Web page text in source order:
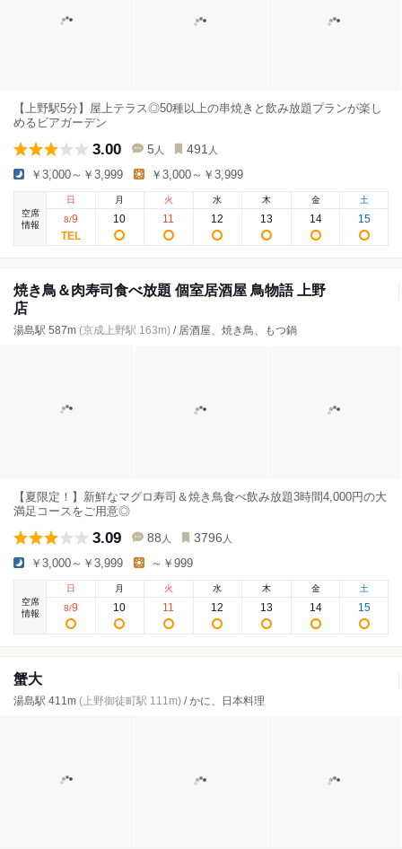
【上野駅5分】屋上テラス◎50種以上の串焼きと飲み放題プランが楽し
めるビアガーデン
3.00 5 人 491 人
￥3,000～￥3,999 ￥3,000～￥3,999
空席
情報
日
8/9
月
10
火
11
水
12
木
13
金
14
土
15
焼き鳥＆肉寿司食べ放題 個室居酒屋 鳥物語 上野
店
湯島駅 587m (京成上野駅 163m) / 居酒屋、焼き鳥、もつ鍋
【夏限定！】新鮮なマグロ寿司＆焼き鳥食べ飲み放題3時間4,000円の大
満足コースをご用意◎
3.09 88 人 3796 人
￥3,000～￥3,999 ～￥999
空席
情報
日
8/9
月
10
火
11
水
12
木
13
金
14
土
15
蟹大
湯島駅 411m (上野御徒町駅 111m) / かに、日本料理